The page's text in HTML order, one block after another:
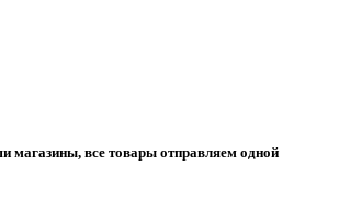
магазины, все товары отправляем одной